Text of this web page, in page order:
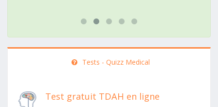
Tests - Quizz Medical
Test gratuit TDAH en ligne